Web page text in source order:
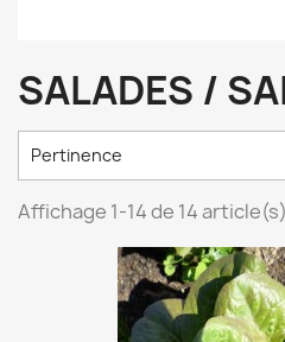
SALADES /
Pertinence
Affichage 1-14 de 14 article(s)